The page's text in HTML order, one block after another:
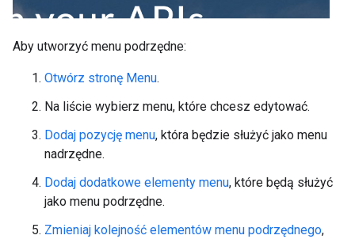
Aby utworzyć menu podrzędne:
Otwórz stronę Menu.
Na liście wybierz menu, które chcesz edytować.
Dodaj pozycję menu, która będzie służyć jako menu
nadrzędne.
Dodaj dodatkowe elementy menu, które będą służyć
jako menu podrzędne.
Zmieniaj kolejność elementów menu podrzędnego,